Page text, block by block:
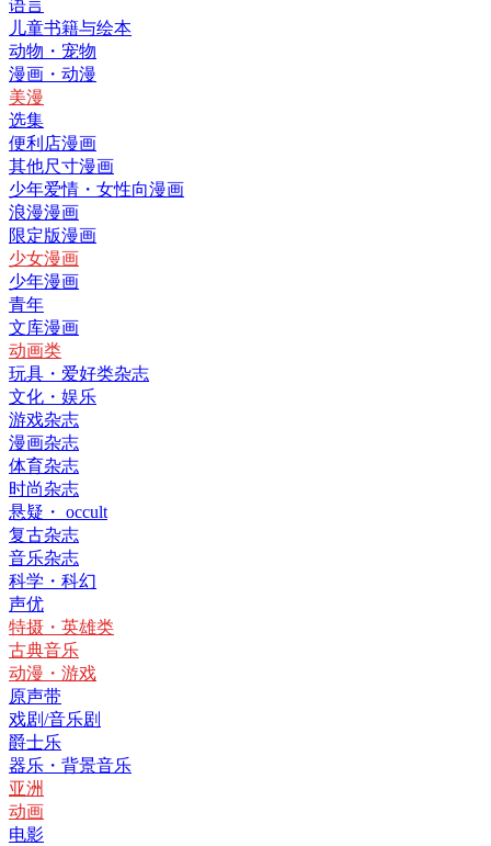
语言
儿童书籍与绘本
动物・宠物
漫画・动漫
美漫
选集
便利店漫画
其他尺寸漫画
少年爱情・女性向漫画
浪漫漫画
限定版漫画
少女漫画
少年漫画
青年
文库漫画
动画类
玩具・爱好类杂志
文化・娱乐
游戏杂志
漫画杂志
体育杂志
时尚杂志
悬疑・ occult
复古杂志
音乐杂志
科学・科幻
声优
特摄・英雄类
古典音乐
动漫・游戏
原声带
戏剧/音乐剧
爵士乐
器乐・背景音乐
亚洲
动画
电影